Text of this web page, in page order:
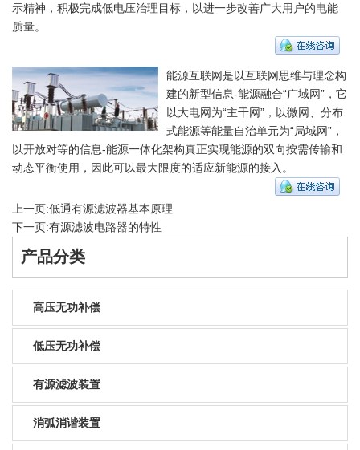
示精神，积极完成低电压治理目标，以进一步改善广大用户的电能
质量。
能源互联网是以互联网思维与理念构
建的新型信息-能源融合“广域网”，它
以大电网为“主干网”，以微网、分布
式能源等能量自治单元为“局域网”，
以开放对等的信息-能源一体化架构真正实现能源的双向按需传输和
动态平衡使用，因此可以最大限度的适应新能源的接入。
上一页:低通有源滤波器基本原理
下一页:有源滤波电路器的特性
产品分类
高压无功补偿
低压无功补偿
有源滤波装置
消弧消谐装置